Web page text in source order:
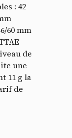
: 42
60 mm
de
une
11 g la
de